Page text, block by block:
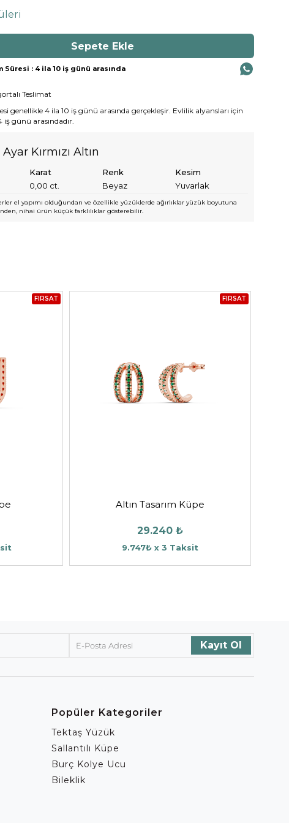
Süresi : 4 ila 10 iş günü arasında
Teslimat
genellikle 4 ila 10 iş günü arasında gerçekleşir. Evlilik alyansları için
iş günü arasındadır.
Kırmızı Altın
Karat Renk
Kesim
0,00 ct. Beyaz Yuvarlak
el yapımı olduğundan ve özellikle yüzüklerde ağırlıklar yüzük boyutuna
nihai ürün küçük farklılıklar gösterebilir.
FIRSAT FIRSAT
Altın Tasarım Küpe
29.240 ₺
9.747₺ x 3 Taksit
Popüler Kategoriler
Tektaş Yüzük
Sallantılı Küpe
Burç Kolye Ucu
Bileklik